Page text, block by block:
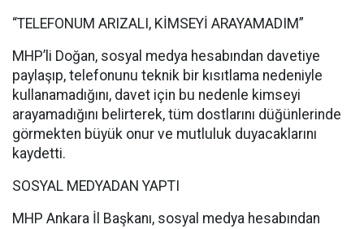
“TELEFONUM ARIZALI, KİMSEYİ ARAYAMADIM”
MHP’li Doğan, sosyal medya hesabından davetiye
paylaşıp, telefonunu teknik bir kısıtlama nedeniyle
kullanamadığını, davet için bu nedenle kimseyi
arayamadığını belirterek, tüm dostlarını düğünlerinde
görmekten büyük onur ve mutluluk duyacaklarını
kaydetti.
SOSYAL MEDYADAN YAPTI
MHP Ankara İl Başkanı, sosyal medya hesabından